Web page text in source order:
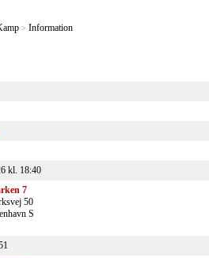
> Information
kl. 18:40
7
50
S